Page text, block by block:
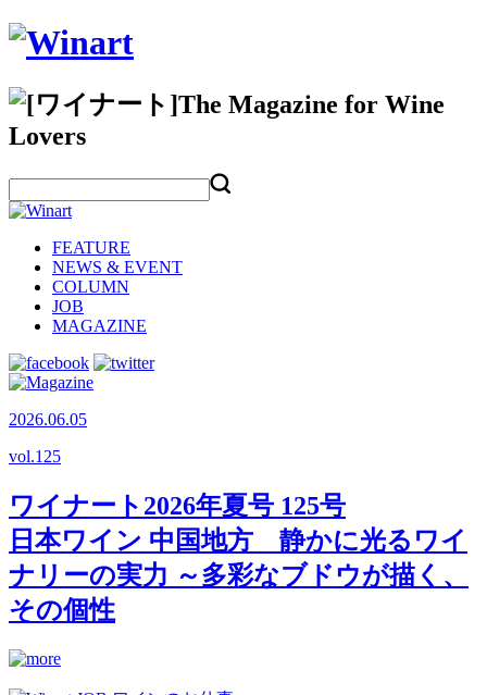
FEATURE
NEWS & EVENT
COLUMN
JOB
MAGAZINE
2026.06.05
vol.125
ワイナート2026年夏号 125号
日本ワイン 中国地方 静かに光るワイ
ナリーの実力 ～多彩なブドウが描く、
その個性